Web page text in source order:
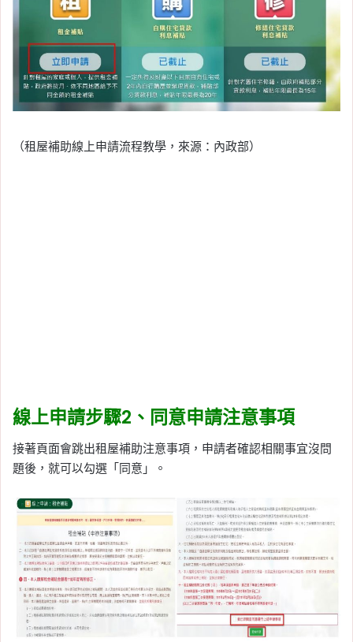
（租屋補助線上申請流程教學，來源：內政部）
線上申請步驟2、同意申請注意事項
接著頁面會跳出租屋補助注意事項，申請者確認相關事宜沒問
題後，就可以勾選「同意」。